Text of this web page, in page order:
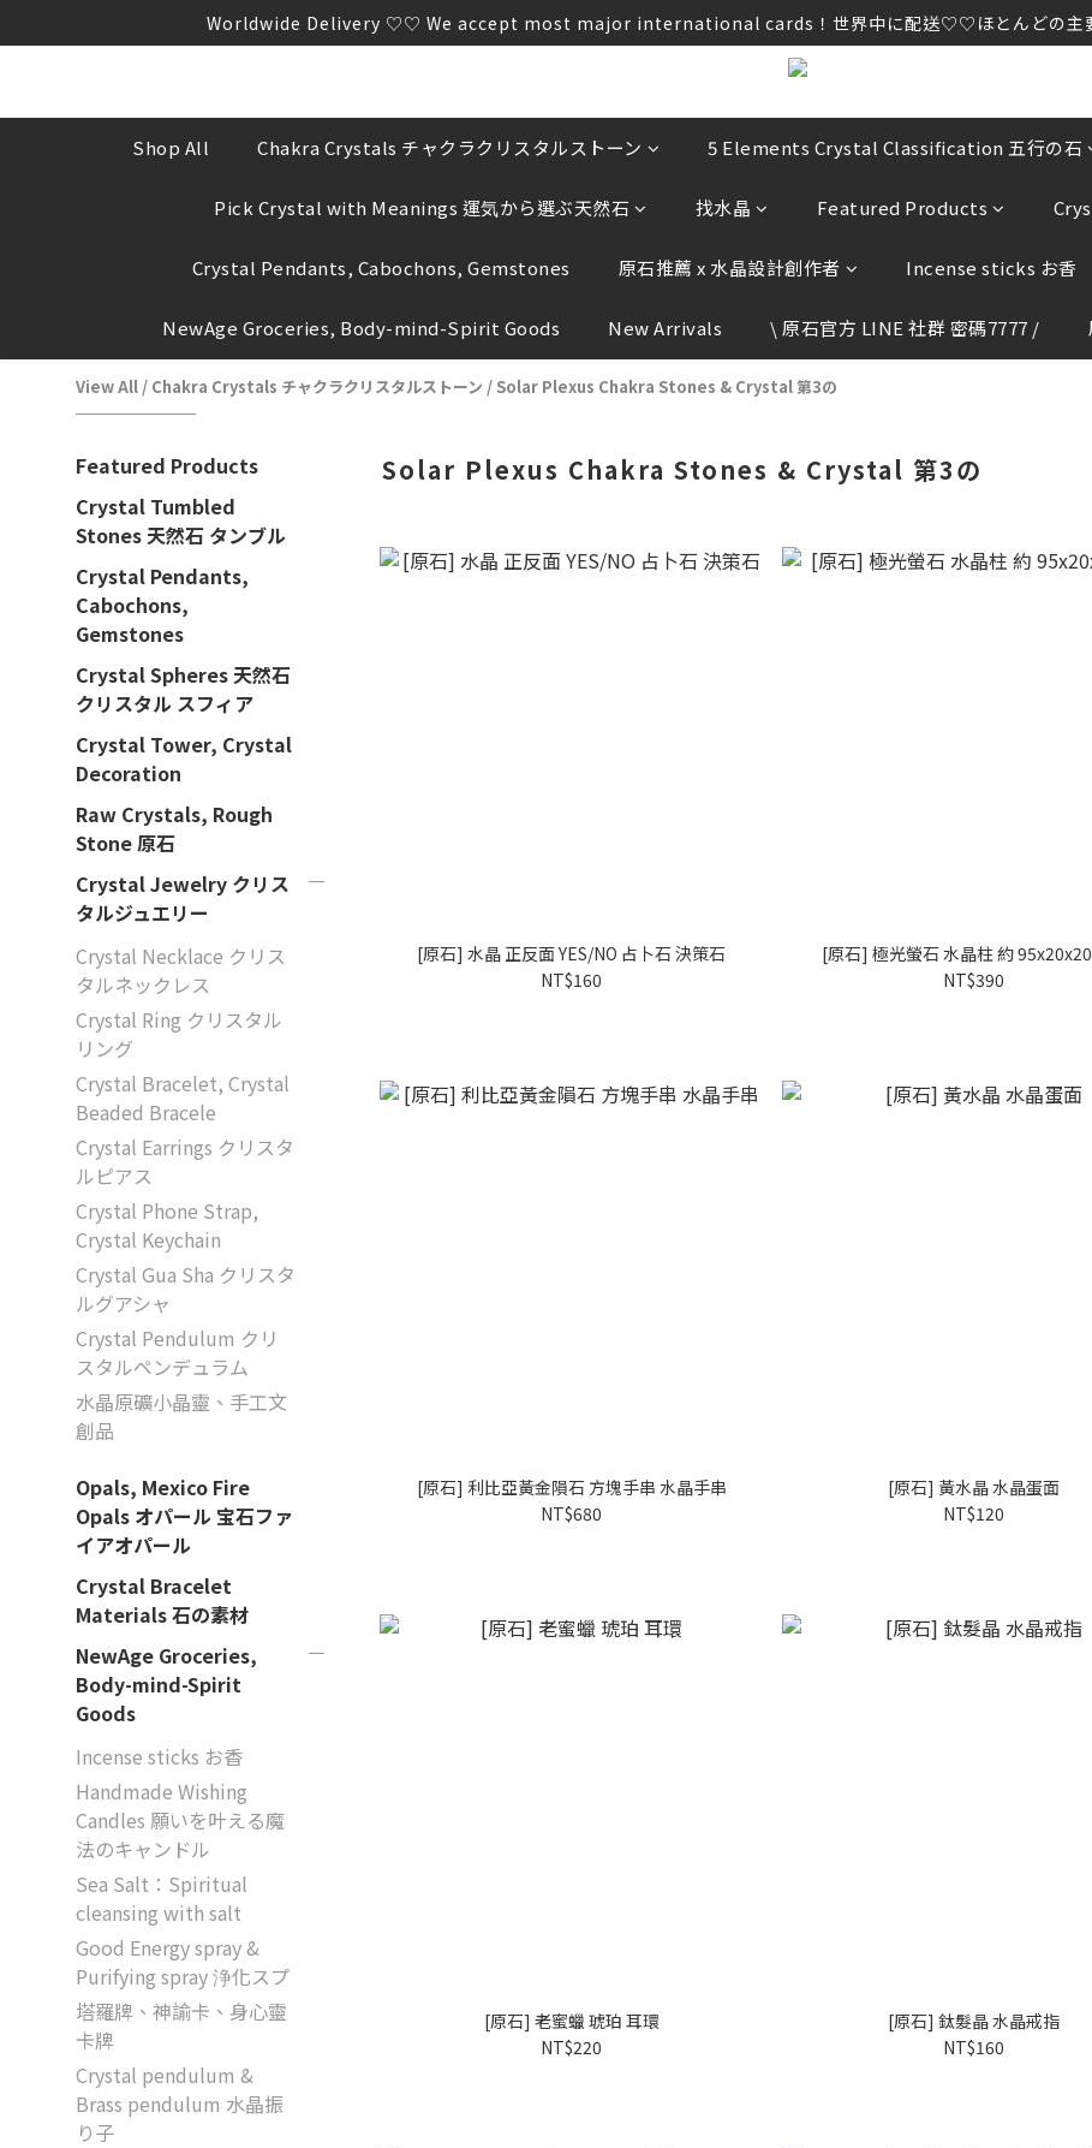
Worldwide Delivery ♡♡ We accept most major international cards！世界中に配送♡♡ほとんどの主要
Worldwide Delivery ♡♡ We accept most major international cards！世界中に配送♡♡ほとんどの主要
We WILL NOT proactively ask you to provide any order information by E-mail,  please do
Worldwide Delivery ♡♡ We accept most major international cards！世界中に配送♡♡ほとんどの主要
Shop All Chakra Crystals チャクラクリスタルストーン 5 Elements Crystal Classification 五行の石
Pick Crystal with Meanings 運気から選ぶ天然石 找水晶 Featured Products
Crystal Pendants, Cabochons, Gemstones 原石推薦 x 水晶設計創作者 Incense sticks お香
NewAge Groceries, Body-mind-Spirit Goods New Arrivals \ 原石官方 LINE 社群 密碼7777 /
View All / Chakra Crystals チャクラクリスタルストーン / Solar Plexus Chakra Stones & Crystal 第3の
Featured Products
Crystal Tumbled
Stones 天然石 タンブル
Crystal Pendants,
Cabochons,
Gemstones
Crystal Spheres 天然石
クリスタル スフィア
Crystal Tower, Crystal
Decoration
Raw Crystals, Rough
Stone 原石
Crystal Jewelry クリス
タルジュエリー
Crystal Necklace クリス
タルネックレス
Crystal Ring クリスタル
リング
Crystal Bracelet, Crystal
Beaded Bracele
Crystal Earrings クリスタ
ルピアス
Crystal Phone Strap,
Crystal Keychain
Crystal Gua Sha クリスタ
ルグアシャ
Crystal Pendulum クリ
スタルペンデュラム
水晶原礦小晶靈、手工文
創品
Opals, Mexico Fire
Opals オパール 宝石ファ
イアオパール
Crystal Bracelet
Materials 石の素材
NewAge Groceries,
Body-mind-Spirit
Goods
Incense sticks お香
Handmade Wishing
Candles 願いを叶える魔
法のキャンドル
Sea Salt：Spiritual
cleansing with salt
Good Energy spray &
Purifying spray 浄化スプ
塔羅牌、神諭卡、身心靈
卡牌
Crystal pendulum &
Brass pendulum 水晶振
り子
Solar Plexus Chakra Stones & Crystal 第3の
[原石] 水晶 正反面 YES/NO 占卜石 決策石
NT$160
[原石] 極光螢石 水晶柱 約
NT$390
[原石] 利比亞黃金隕石 方塊手串 水晶手串
NT$680
[原石] 黃水晶 水晶蛋面
NT$120
[原石] 老蜜蠟 琥珀 耳環
NT$220
[原石] 鈦髮晶 水晶戒指
NT$160